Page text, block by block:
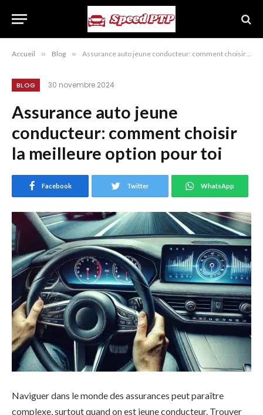
Accueil » Blog » Assurance auto jeune conducteur: comment choisir la meilleure option pour toi
BLOG 30 novembre 2024
Assurance auto jeune
conducteur: comment choisir
la meilleure option pour toi
Facebook Twitter WhatsApp
Naviguer dans le monde des assurances peut paraître
complexe, surtout quand on est jeune conducteur. Trouver